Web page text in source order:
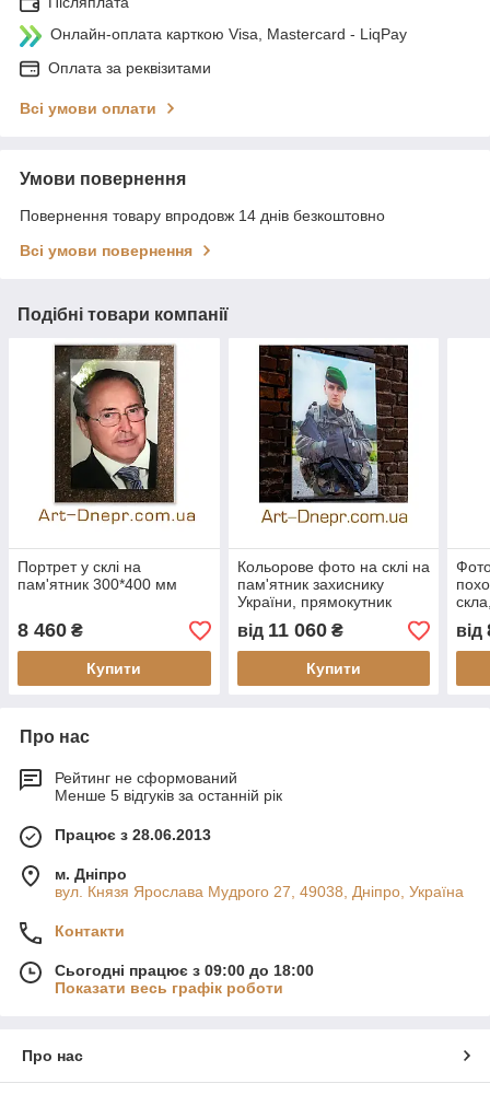
Онлайн-оплата карткою Visa, Mastercard - LiqPay
Оплата за реквізитами
Всі умови оплати
Умови повернення
Повернення товару впродовж 14 днів безкоштовно
Всі умови повернення
Подібні товари компанії
Портрет у склі на
пам'ятник 300*400 мм
8 460 ₴
Купити
Кольорове фото на склі на
пам'ятник захиснику
України, прямокутник
300х500х12 мм
від 11 060₴
Купити
від
Про нас
Рейтинг не сформований
Менше 5 відгуків за останній рік
Працює з 28.06.2013
м. Дніпро
вул. Князя Ярослава Мудрого 27, 49038, Дніпро, Україна
Контакти
Сьогодні працює з 09:00 до 18:00
Показати весь графік роботи
Про нас